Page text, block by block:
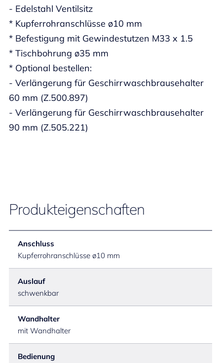
- Edelstahl Ventilsitz
* Kupferrohranschlüsse ø10 mm
* Befestigung mit Gewindestutzen M33 x 1.5
* Tischbohrung ø35 mm
* Optional bestellen:
- Verlängerung für Geschirrwaschbrausehalter
60 mm (Z.500.897)
- Verlängerung für Geschirrwaschbrausehalter
90 mm (Z.505.221)
Produkteigenschaften
Anschluss
Kupferrohranschlüsse ø10 mm
Auslauf
schwenkbar
Wandhalter
mit Wandhalter
Bedienung